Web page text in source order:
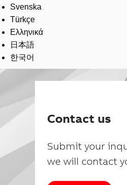
Svenska
Türkçe
Ελληνικά
日本語
한국어
Contact us
Submit your
we will contact